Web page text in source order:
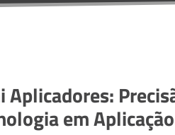
Aplicadores:
em